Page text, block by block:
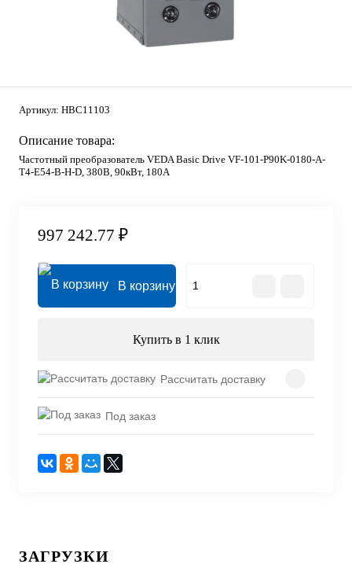
Артикул: HBC11103
Описание товара:
Частотный преобразователь VEDA Basic Drive VF-101-P90K-0180-A-
T4-E54-B-H-D, 380В, 90кВт, 180А
997 242.77 ₽
В корзину
Купить в 1 клик
Рассчитать доставку
Под заказ
ЗАГРУЗКИ